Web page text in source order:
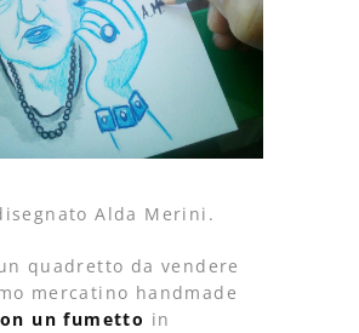
Alda Merini.
quadretto da vendere
mercatino handmade
un fumetto in